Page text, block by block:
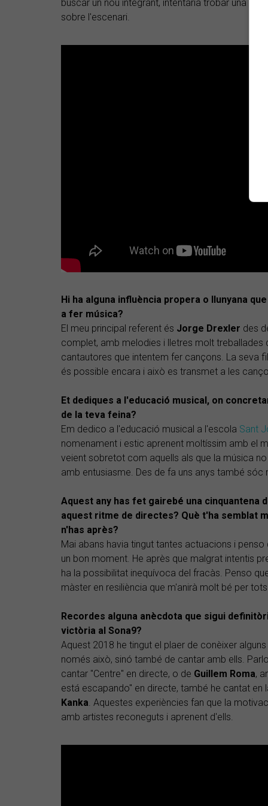
buscar un nou integrant, intentaria trobar una
sobre l'escenari.
Hi ha alguna influència propera o llunyana
a fer música?
El meu principal referent és Jorge Drexler des
complet, amb melodies i lletres molt treballades
cantautores que intentem fer cançons. La seva
és possible encara i això es transmet a les
Et dediques a l'educació musical, on
de la teva feina?
Em dedico a l'educació musical a l'escola Sant
nomenament i estic aprenent moltíssim amb el
veient sobretot com aquells als que la música
amb entusiasme. Des de fa uns anys també sóc
Aquest any has fet gairebé una cinquantena
aquest ritme de directes? Què t'ha semblat
n'has après?
Mai abans havia tingut tantes actuacions i
un bon moment. He après que malgrat intentis
ha la possibilitat inequívoca del fracàs. Penso
màster en resiliència que m'anirà molt bé per
Recordes alguna anècdota que sigui
victòria al Sona9?
Aquest 2018 he tingut el plaer de conèixer
només això, sinó també de cantar amb ells.
cantar "Centre" en directe, o de Guillem Roma,
está escapando" en directe, també he cantat en
Kanka . Aquestes experiències fan que la
amb artistes reconeguts i aprenent d'ells.